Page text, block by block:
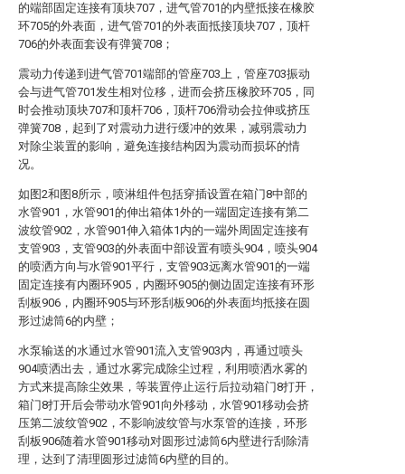
的端部固定连接有顶块707，进气管701的内壁抵接在橡胶
环705的外表面，进气管701的外表面抵接顶块707，顶杆
706的外表面套设有弹簧708；
震动力传递到进气管701端部的管座703上，管座703振动
会与进气管701发生相对位移，进而会挤压橡胶环705，同
时会推动顶块707和顶杆706，顶杆706滑动会拉伸或挤压
弹簧708，起到了对震动力进行缓冲的效果，减弱震动力
对除尘装置的影响，避免连接结构因为震动而损坏的情
况。
如图2和图8所示，喷淋组件包括穿插设置在箱门8中部的
水管901，水管901的伸出箱体1外的一端固定连接有第二
波纹管902，水管901伸入箱体1内的一端外周固定连接有
支管903，支管903的外表面中部设置有喷头904，喷头904
的喷洒方向与水管901平行，支管903远离水管901的一端
固定连接有内圈环905，内圈环905的侧边固定连接有环形
刮板906，内圈环905与环形刮板906的外表面均抵接在圆
形过滤筒6的内壁；
水泵输送的水通过水管901流入支管903内，再通过喷头
904喷洒出去，通过水雾完成除尘过程，利用喷洒水雾的
方式来提高除尘效果，等装置停止运行后拉动箱门8打开，
箱门8打开后会带动水管901向外移动，水管901移动会挤
压第二波纹管902，不影响波纹管与水泵管的连接，环形
刮板906随着水管901移动对圆形过滤筒6内壁进行刮除清
理，达到了清理圆形过滤筒6内壁的目的。